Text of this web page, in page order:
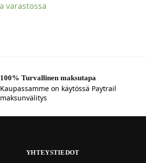
varastossa
100% Turvallinen maksutapa
Kaupassamme on käytössä Paytrail
maksunvälitys
YHTEYSTIEDOT